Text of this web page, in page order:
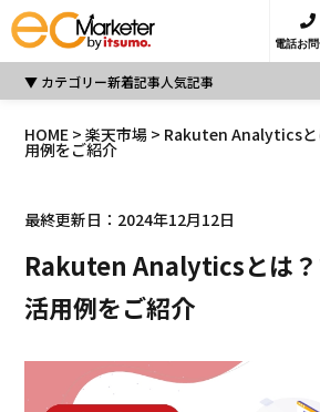
電話お
カテゴリー新着記事人気記事
HOME >楽天市場 > Rakuten Analyticsと
用例をご紹介
最終更新日：2024年12月12日
Rakuten Analyticsとは？
活用例をご紹介